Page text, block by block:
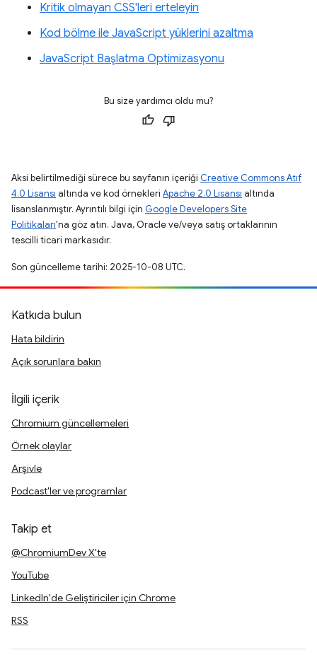
Kritik olmayan CSS'leri erteleyin
Kod bölme ile JavaScript yüklerini azaltma
JavaScript Başlatma Optimizasyonu
Bu size yardımcı oldu mu?
Aksi belirtilmediği sürece bu sayfanın içeriği Creative Commons Atıf
4.0 Lisansı altında ve kod örnekleri Apache 2.0 Lisansı altında
lisanslanmıştır. Ayrıntılı bilgi için Google Developers Site
Politikaları'na göz atın. Java, Oracle ve/veya satış ortaklarının
tescilli ticari markasıdır.
Son güncelleme tarihi: 2025-10-08 UTC.
Katkıda bulun
Hata bildirin
Açık sorunlara bakın
İlgili içerik
Chromium güncellemeleri
Örnek olaylar
Arşivle
Podcast'ler ve programlar
Takip et
@ChromiumDev X'te
YouTube
LinkedIn'de Geliştiriciler için Chrome
RSS